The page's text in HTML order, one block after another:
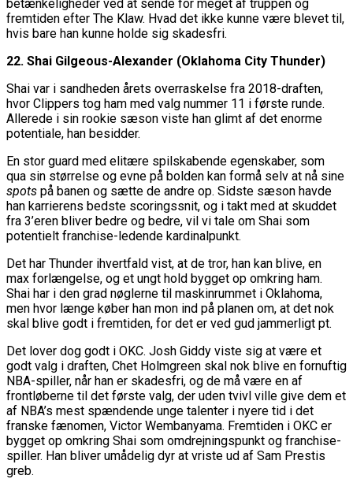
betænkeligheder ved at sende for meget af truppen og
fremtiden efter The Klaw. Hvad det ikke kunne være blevet til,
hvis bare han kunne holde sig skadesfri.
22. Shai Gilgeous-Alexander (Oklahoma City Thunder)
Shai var i sandheden årets overraskelse fra 2018-draften,
hvor Clippers tog ham med valg nummer 11 i første runde.
Allerede i sin rookie sæson viste han glimt af det enorme
potentiale, han besidder.
En stor guard med elitære spilskabende egenskaber, som
qua sin størrelse og evne på bolden kan formå selv at nå sine
spots på banen og sætte de andre op. Sidste sæson havde
han karrierens bedste scoringssnit, og i takt med at skuddet
fra 3’eren bliver bedre og bedre, vil vi tale om Shai som
potentielt franchise-ledende kardinalpunkt.
Det har Thunder ihvertfald vist, at de tror, han kan blive, en
max forlængelse, og et ungt hold bygget op omkring ham.
Shai har i den grad nøglerne til maskinrummet i Oklahoma,
men hvor længe køber han mon ind på planen om, at det nok
skal blive godt i fremtiden, for det er ved gud jammerligt pt.
Det lover dog godt i OKC. Josh Giddy viste sig at være et
godt valg i draften, Chet Holmgreen skal nok blive en fornuftig
NBA-spiller, når han er skadesfri, og de må være en af
frontløberne til det første valg, der uden tvivl ville give dem et
af NBA’s mest spændende unge talenter i nyere tid i det
franske fænomen, Victor Wembanyama. Fremtiden i OKC er
bygget op omkring Shai som omdrejningspunkt og franchise-
spiller. Han bliver umådelig dyr at vriste ud af Sam Prestis
greb.